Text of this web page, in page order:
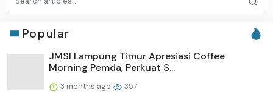
Popular
JMSI Lampung Timur Apresiasi Coffee
Morning Pemda, Perkuat S...
3 months ago 357